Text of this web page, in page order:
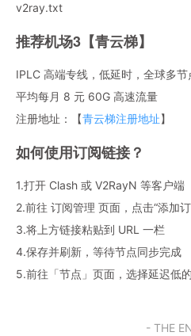
v2ray.txt
推荐机场3【青云梯】
IPLC 高端专线，低延时，全球多
平均每月 8 元 60G 高速流量
注册地址：【青云梯注册地址】
如何使用订阅链接？
1.打开 Clash 或 V2RayN 等客户端
2.前往 订阅管理 页面，点击“添加
3.将上方链接粘贴到 URL 一栏
4.保存并刷新，等待节点同步完成
5.前往「节点」页面，选择延迟低
- THE